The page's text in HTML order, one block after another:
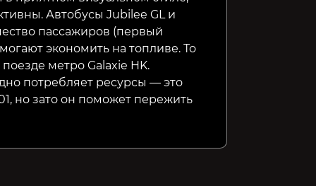
Автобусы Jubilee GL и
пассажиров (первый
экономить на топливе. То
метро Galaxie HK.
потребляет ресурсы — это
но зато он поможет пережить